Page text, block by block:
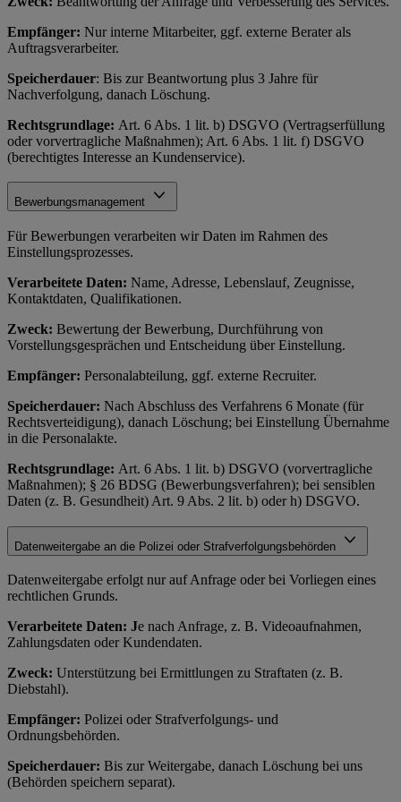
Empfänger: Nur interne Mitarbeiter, ggf. externe Berater als
Auftragsverarbeiter.
Speicherdauer: Bis zur Beantwortung plus 3 Jahre für
Nachverfolgung, danach Löschung.
Rechtsgrundlage: Art. 6 Abs. 1 lit. b) DSGVO (Vertragserfüllung
oder vorvertragliche Maßnahmen); Art. 6 Abs. 1 lit. f) DSGVO
(berechtigtes Interesse an Kundenservice).
Bewerbungsmanagement
Für Bewerbungen verarbeiten wir Daten im Rahmen des
Einstellungsprozesses.
Verarbeitete Daten: Name, Adresse, Lebenslauf, Zeugnisse,
Kontaktdaten, Qualifikationen.
Zweck: Bewertung der Bewerbung, Durchführung von
Vorstellungsgesprächen und Entscheidung über Einstellung.
Empfänger: Personalabteilung, ggf. externe Recruiter.
Speicherdauer: Nach Abschluss des Verfahrens 6 Monate (für
Rechtsverteidigung), danach Löschung; bei Einstellung Übernahme
in die Personalakte.
Rechtsgrundlage: Art. 6 Abs. 1 lit. b) DSGVO (vorvertragliche
Maßnahmen); § 26 BDSG (Bewerbungsverfahren); bei sensiblen
Daten (z. B. Gesundheit) Art. 9 Abs. 2 lit. b) oder h) DSGVO.
Datenweitergabe an die Polizei oder Strafverfolgungsbehörden
Datenweitergabe erfolgt nur auf Anfrage oder bei Vorliegen eines
rechtlichen Grunds.
Verarbeitete Daten: Je nach Anfrage, z. B. Videoaufnahmen,
Zahlungsdaten oder Kundendaten.
Zweck: Unterstützung bei Ermittlungen zu Straftaten (z. B.
Diebstahl).
Empfänger: Polizei oder Strafverfolgungs- und
Ordnungsbehörden.
Speicherdauer: Bis zur Weitergabe, danach Löschung bei uns
(Behörden speichern separat).